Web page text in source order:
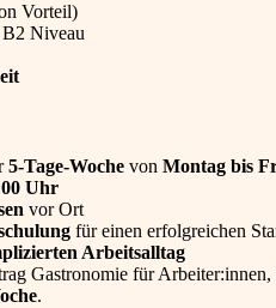
Vorteil)
B2 Niveau
5-Tage-Woche von Montag bis
Uhr
vor Ort
für einen erfolgreichen
Arbeitsalltag
Gastronomie für
.